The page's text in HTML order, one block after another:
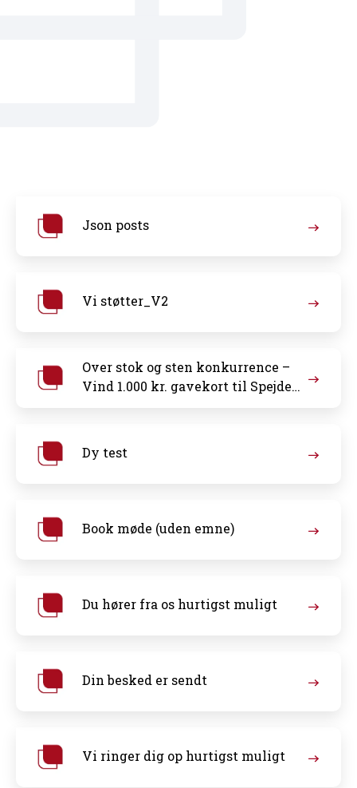
Json posts
Vi støtter_V2
Over stok og sten konkurrence –
Vind 1.000 kr. gavekort til Spejder
Dy test
Book møde (uden emne)
Du hører fra os hurtigst muligt
Din besked er sendt
Vi ringer dig op hurtigst muligt